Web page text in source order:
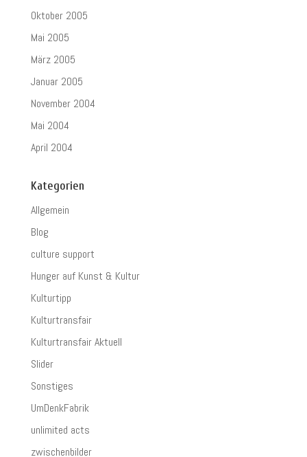
Oktober 2005
Mai 2005
März 2005
Januar 2005
November 2004
Mai 2004
April 2004
Kategorien
Allgemein
Blog
culture support
Hunger auf Kunst & Kultur
Kulturtipp
Kulturtransfair
Kulturtransfair Aktuell
Slider
Sonstiges
UmDenkFabrik
unlimited acts
zwischenbilder